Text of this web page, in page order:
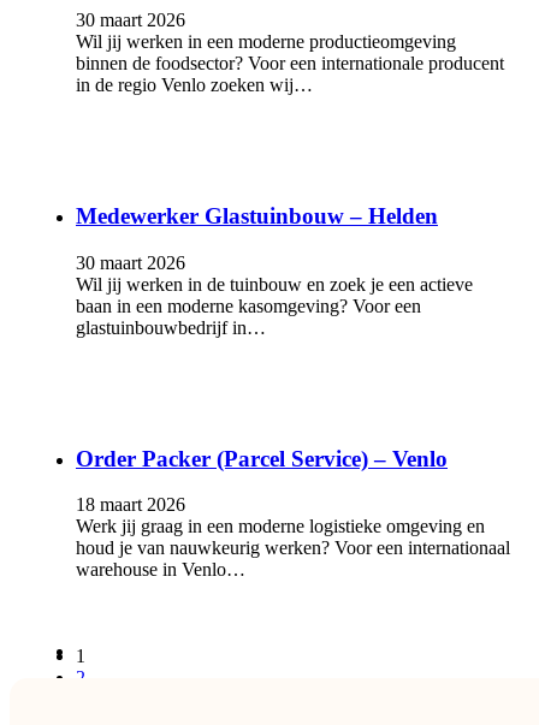
30 maart 2026
Wil jij werken in een moderne productieomgeving
binnen de foodsector? Voor een internationale producent
in de regio Venlo zoeken wij…
Medewerker Glastuinbouw – Helden
30 maart 2026
Wil jij werken in de tuinbouw en zoek je een actieve
baan in een moderne kasomgeving? Voor een
glastuinbouwbedrijf in…
Order Packer (Parcel Service) – Venlo
18 maart 2026
Werk jij graag in een moderne logistieke omgeving en
houd je van nauwkeurig werken? Voor een internationaal
warehouse in Venlo…
1
2